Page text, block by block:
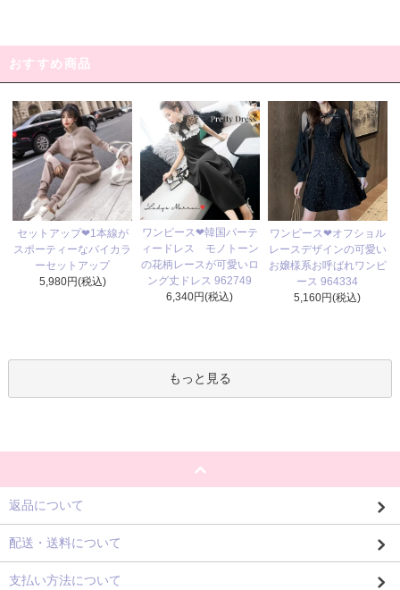
おすすめ商品
セットアップ❤1本線が
スポーティーなバイカラ
ーセットアップ
5,980円(税込)
ワンピース❤韓国パーテ
ィードレス モノトーン
の花柄レースが可愛いロ
ング丈ドレス 962749
6,340円(税込)
ワンピース❤オフショル
レースデザインの可愛い
お嬢様系お呼ばれワンピ
ース 964334
5,160円(税込)
もっと見る
返品について
配送・送料について
支払い方法について